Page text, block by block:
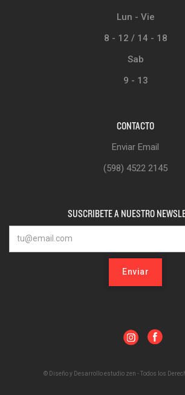
Lun - Vie
8 - 12 / 14 - 18
Sab
9 - 13
CONTACTO
Enviar Email
(598) 4522 2145
SUSCRIBETE A NUESTRO
© Diseño y Desarrollo estudio zen - Todos los